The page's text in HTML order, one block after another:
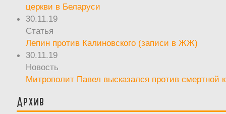
церкви в Беларуси
30.11.19
Статья
Лепин против Калиновского (записи в ЖЖ)
30.11.19
Новость
Митрополит Павел высказался против смертной
Архив